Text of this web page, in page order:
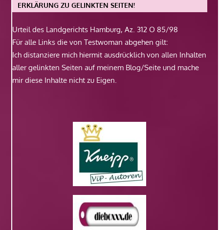
ERKLÄRUNG ZU GELINKTEN SEITEN!
Urteil des Landgerichts Hamburg, Az. 312 O 85/98
Für alle Links die von Testwoman abgehen gilt:
Ich distanziere mich hiermit ausdrücklich von allen Inhalten
aller gelinkten Seiten auf meinem Blog/Seite und mache
mir diese Inhalte nicht zu Eigen.